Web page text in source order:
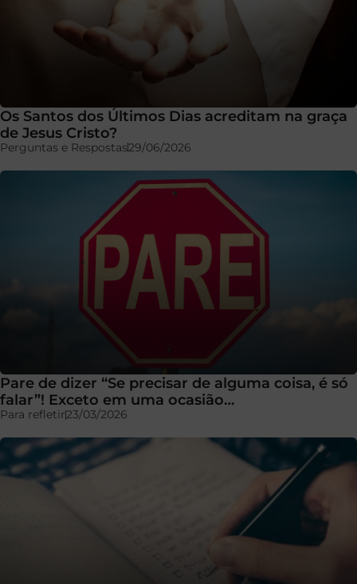
Os Santos dos Últimos Dias acreditam na graça
de Jesus Cristo?
Perguntas e Respostas29/06/2026
Pare de dizer “Se precisar de alguma coisa, é só
falar”! Exceto em uma ocasião…
Para refletir23/03/2026